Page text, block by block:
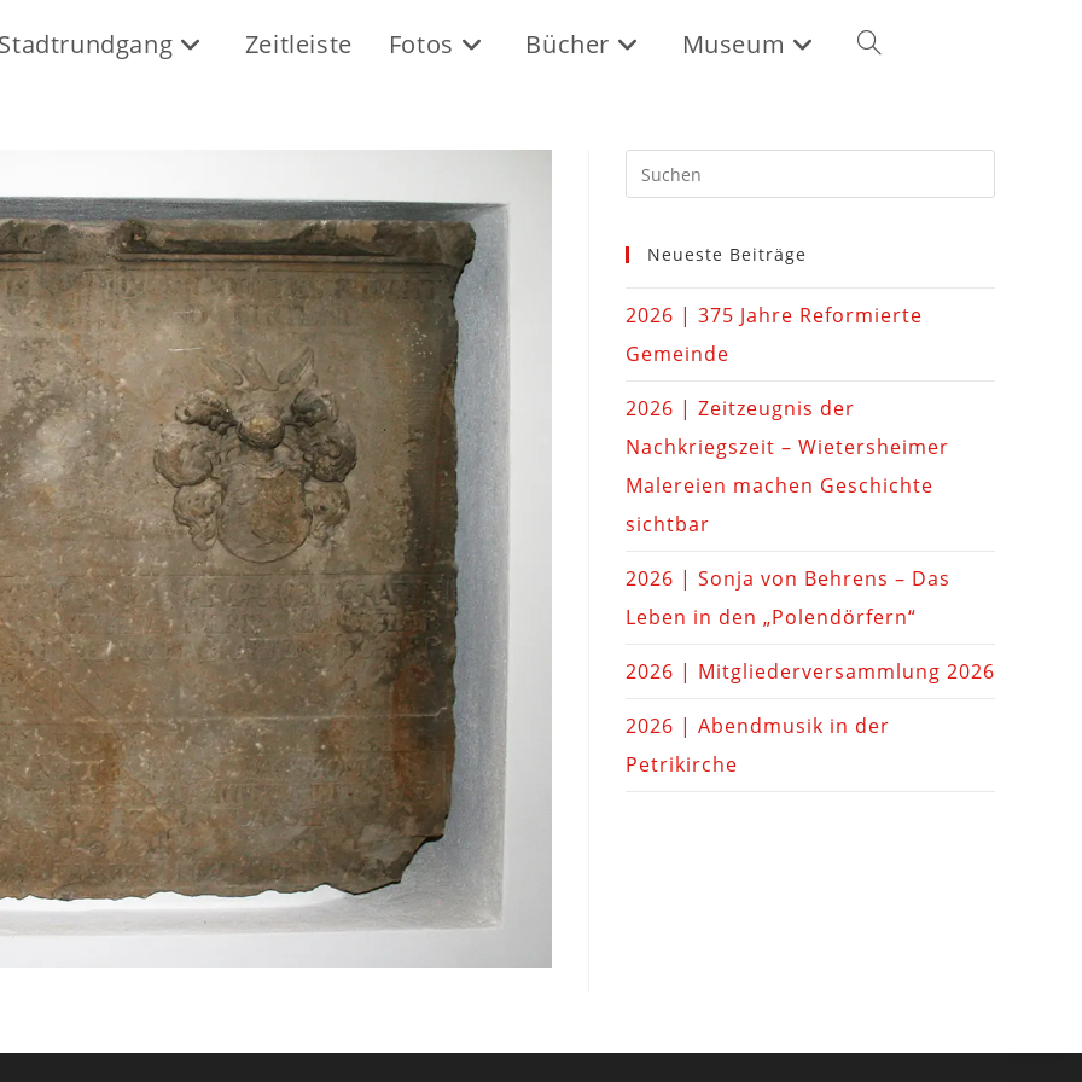
Zeitleiste Fotos Bücher Museum
Neueste Beiträge
2026 | 375 Jahre Reformierte
Gemeinde
2026 | Zeitzeugnis der
Nachkriegszeit – Wietersheimer
Malereien machen Geschichte
sichtbar
2026 | Sonja von Behrens – Das
Leben in den „Polendörfern“
2026 | Mitgliederversammlung 2026
2026 | Abendmusik in der
Petrikirche